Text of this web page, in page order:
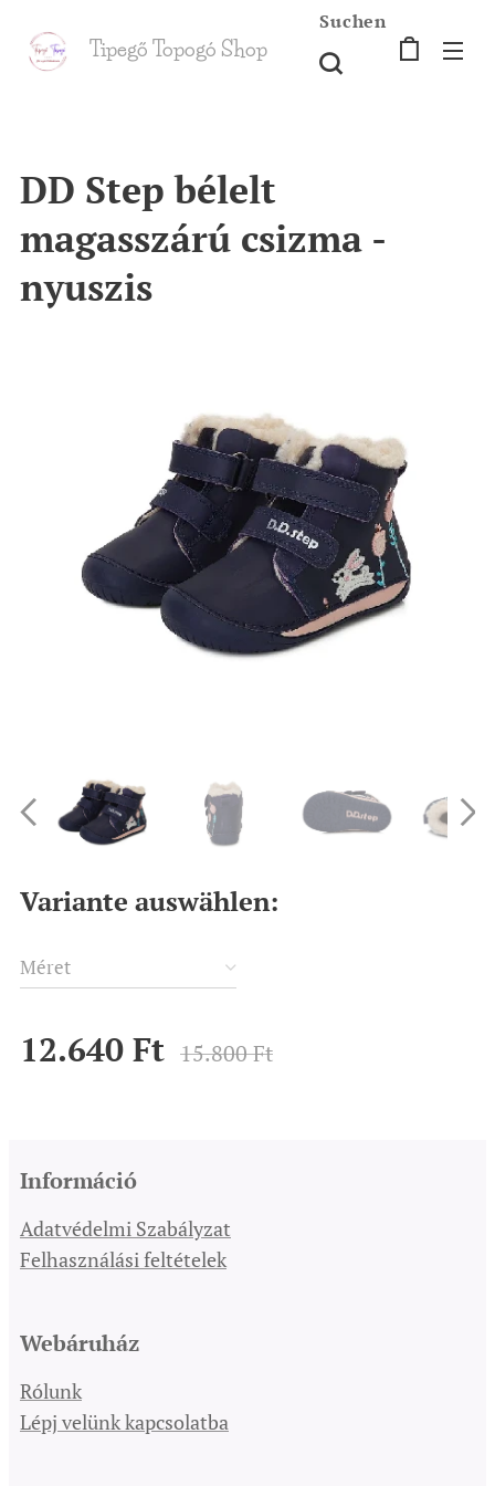
Tipegő Topogó Shop
Suchen
DD Step bélelt
magasszárú csizma -
nyuszis
Variante auswählen:
Méret
12.640 Ft 15.800Ft
Információ
Adatvédelmi Szabályzat
Felhasználási feltételek
Webáruház
Rólunk
Lépj velünk kapcsolatba